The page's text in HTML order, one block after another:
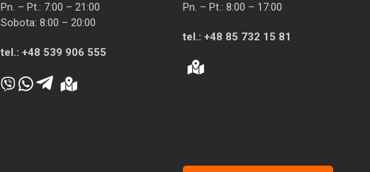
Pn. – Pt.: 7:00 – 21:00
Sobota: 8:00 – 20:00
tel.: +48 539 906 555
Pn. – Pt.: 8:00 – 17:00
tel.: +48 85 732 15 81